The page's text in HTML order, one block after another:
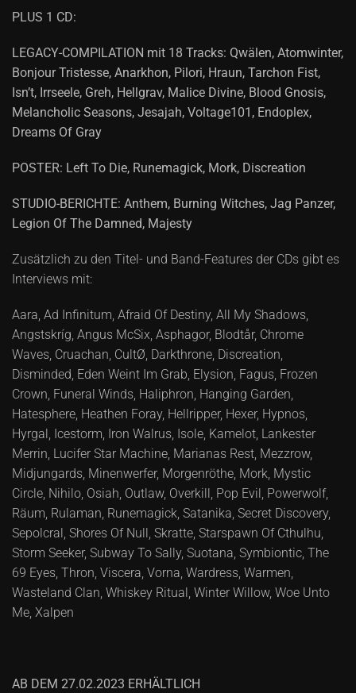
PLUS 1 CD:
LEGACY-COMPILATION mit 18 Tracks: Qwälen, Atomwinter,
Bonjour Tristesse, Anarkhon, Pilori, Hraun, Tarchon Fist,
Isn’t, Irrseele, Greh, Hellgrav, Malice Divine, Blood Gnosis,
Melancholic Seasons, Jesajah, Voltage101, Endoplex,
Dreams Of Gray
POSTER: Left To Die, Runemagick, Mork, Discreation
STUDIO-BERICHTE: Anthem, Burning Witches, Jag Panzer,
Legion Of The Damned, Majesty
Zusätzlich zu den Titel- und Band-Features der CDs gibt es
Interviews mit:
Aara, Ad Infinitum, Afraid Of Destiny, All My Shadows,
Angstskríg, Angus McSix, Asphagor, Blodtår, Chrome
Waves, Cruachan, CultØ, Darkthrone, Discreation,
Disminded, Eden Weint Im Grab, Elysion, Fagus, Frozen
Crown, Funeral Winds, Haliphron, Hanging Garden,
Hatesphere, Heathen Foray, Hellripper, Hexer, Hypnos,
Hyrgal, Icestorm, Iron Walrus, Isole, Kamelot, Lankester
Merrin, Lucifer Star Machine, Marianas Rest, Mezzrow,
Midjungards, Minenwerfer, Morgenröthe, Mork, Mystic
Circle, Nihilo, Osiah, Outlaw, Overkill, Pop Evil, Powerwolf,
Räum, Rulaman, Runemagick, Satanika, Secret Discovery,
Sepolcral, Shores Of Null, Skratte, Starspawn Of Cthulhu,
Storm Seeker, Subway To Sally, Suotana, Symbiontic, The
69 Eyes, Thron, Viscera, Vorna, Wardress, Warmen,
Wasteland Clan, Whiskey Ritual, Winter Willow, Woe Unto
Me, Xalpen
AB DEM 27.02.2023 ERHÄLTLICH